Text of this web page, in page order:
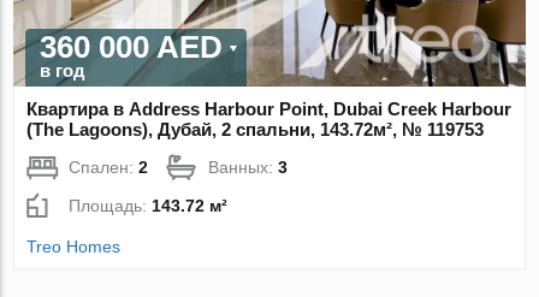
360 000 AED
в год
Квартира в Address Harbour Point, Dubai Creek Harbour
(The Lagoons), Дубай, 2 спальни, 143.72м², № 119753
Спален:2 Ванных:3
Площадь: 143.72 м²
Treo Homes